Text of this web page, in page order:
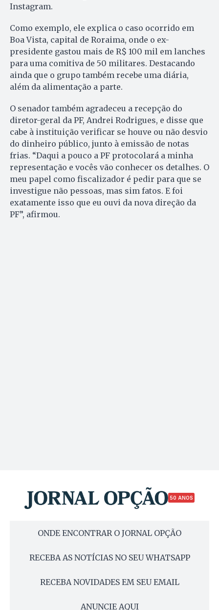
Instagram.
Como exemplo, ele explica o caso ocorrido em
Boa Vista, capital de Roraima, onde o ex-
presidente gastou mais de R$ 100 mil em lanches
para uma comitiva de 50 militares. Destacando
ainda que o grupo também recebe uma diária,
além da alimentação a parte.
O senador também agradeceu a recepção do
diretor-geral da PF, Andrei Rodrigues, e disse que
cabe à instituição verificar se houve ou não desvio
do dinheiro público, junto à emissão de notas
frias. “Daqui a pouco a PF protocolará a minha
representação e vocês vão conhecer os detalhes. O
meu papel como fiscalizador é pedir para que se
investigue não pessoas, mas sim fatos. E foi
exatamente isso que eu ouvi da nova direção da
PF”, afirmou.
50 ANOS
ONDE ENCONTRAR O JORNAL OPÇÃO
RECEBA AS NOTÍCIAS NO SEU WHATSAPP
RECEBA NOVIDADES EM SEU EMAIL
ANUNCIE AQUI